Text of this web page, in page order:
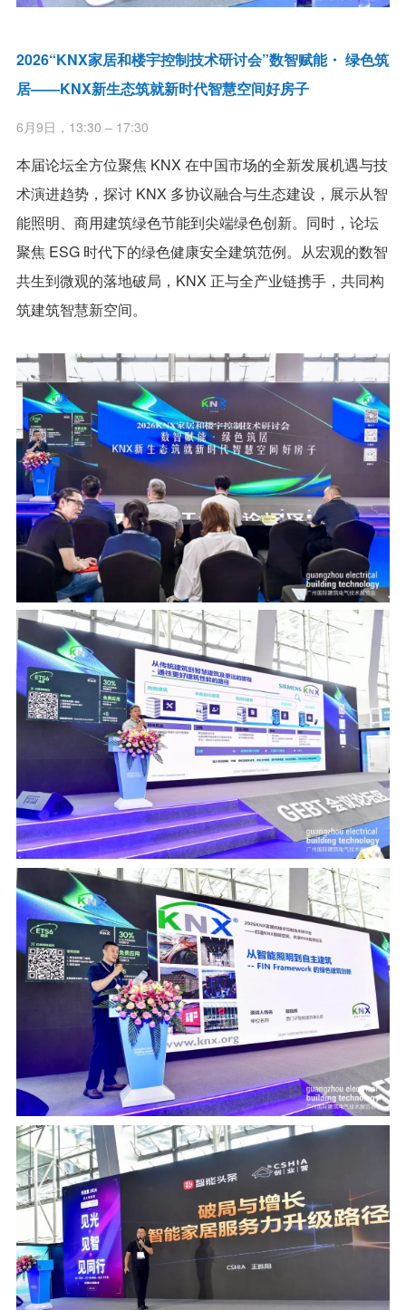
2026“KNX家居和楼宇控制技术研讨会”数智赋能・ 绿色筑
居——KNX新生态筑就新时代智慧空间好房子
6月9日，13:30 – 17:30
本届论坛全方位聚焦 KNX 在中国市场的全新发展机遇与技
术演进趋势，探讨 KNX 多协议融合与生态建设，展示从智
能照明、商用建筑绿色节能到尖端绿色创新。同时，论坛
聚焦 ESG 时代下的绿色健康安全建筑范例。从宏观的数智
共生到微观的落地破局，KNX 正与全产业链携手，共同构
筑建筑智慧新空间。